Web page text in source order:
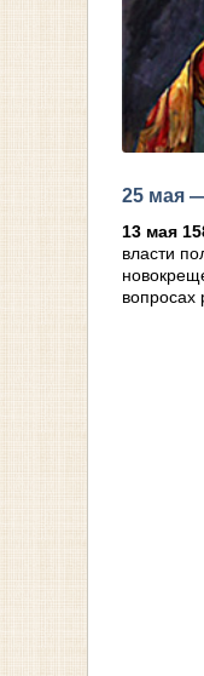
25 мая
13 мая
власти
вопросах